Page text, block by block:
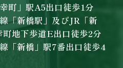
町」駅A5出口徒歩1分
「新橋駅」及びJR「新
地下歩道E出口徒歩2分
「新橋」駅7番出口徒歩4